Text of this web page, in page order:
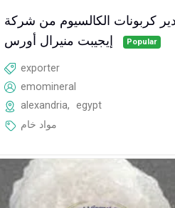
كربونات الكالسيوم من شركة
إيجيبت منيرال أورس
Popular
exporter
emomineral
alexandria,
egypt
مواد خام